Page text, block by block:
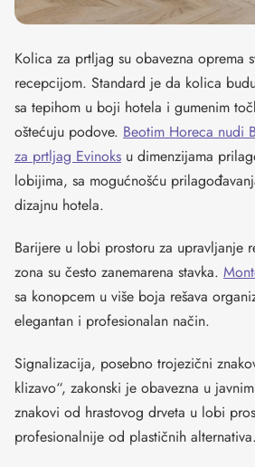
Kolica za prtljag su obavezna oprema
recepcijom. Standard je da kolica
sa tepihom u boji hotela i gumenim
oštećuju podove. Beotim Horeca nudi
za prtljag Evinoks u dimenzijama
lobijima, sa mogućnošću
dizajnu hotela.
Barijere u lobi prostoru za upravljanje
zona su često zanemarena stavka.
sa konopcem u više boja rešava
elegantan i profesionalan način.
Signalizacija, posebno trojezični
klizavo“, zakonski je obavezna u
znakovi od hrastovog drveta u lobi
profesionalnije od plastičnih alternativa.